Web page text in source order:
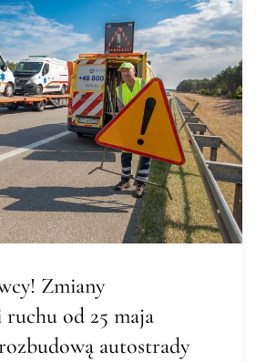
Zmiany
od 25 maja
autostrady